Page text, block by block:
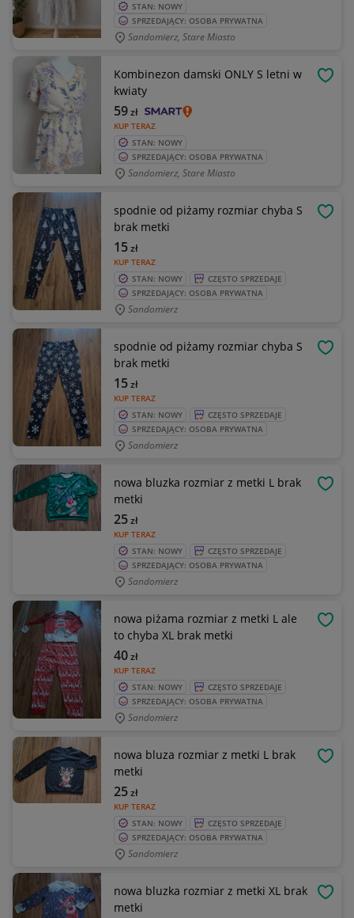
STAN: NOWY
SPRZEDAJĄCY: OSOBA PRYWATNA
Sandomierz, Stare Miasto
Kombinezon damski ONLY S letni w
kwiaty
KUP TERAZ
59zł
STAN: NOWY
SPRZEDAJĄCY: OSOBA PRYWATNA
Sandomierz, Stare Miasto
spodnie od piżamy rozmiar chyba S
brak metki
KUP TERAZ
15zł
STAN: NOWY
CZĘSTO SPRZEDAJE
SPRZEDAJĄCY: OSOBA PRYWATNA
Sandomierz
spodnie od piżamy rozmiar chyba S
brak metki
KUP TERAZ
15zł
STAN: NOWY
CZĘSTO SPRZEDAJE
SPRZEDAJĄCY: OSOBA PRYWATNA
Sandomierz
nowa bluzka rozmiar z metki L brak
metki
KUP TERAZ
25zł
STAN: NOWY
CZĘSTO SPRZEDAJE
SPRZEDAJĄCY: OSOBA PRYWATNA
Sandomierz
nowa piżama rozmiar z metki L ale
to chyba XL brak metki
KUP TERAZ
40zł
STAN: NOWY
CZĘSTO SPRZEDAJE
SPRZEDAJĄCY: OSOBA PRYWATNA
Sandomierz
nowa bluza rozmiar z metki L brak
metki
KUP TERAZ
25zł
STAN: NOWY
CZĘSTO SPRZEDAJE
SPRZEDAJĄCY: OSOBA PRYWATNA
Sandomierz
nowa bluzka rozmiar z metki XL brak
metki